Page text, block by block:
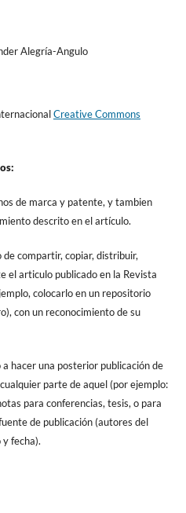
Alegría-Angulo
Creative Commons
de marca y patente, y tambien
descrito en el artículo.
compartir, copiar, distribuir,
el articulo publicado en la Revista
colocarlo en un repositorio
con un reconocimiento de su
hacer una posterior publicación de
parte de aquel (por ejemplo:
para conferencias, tesis, o para
de publicación (autores del
fecha).